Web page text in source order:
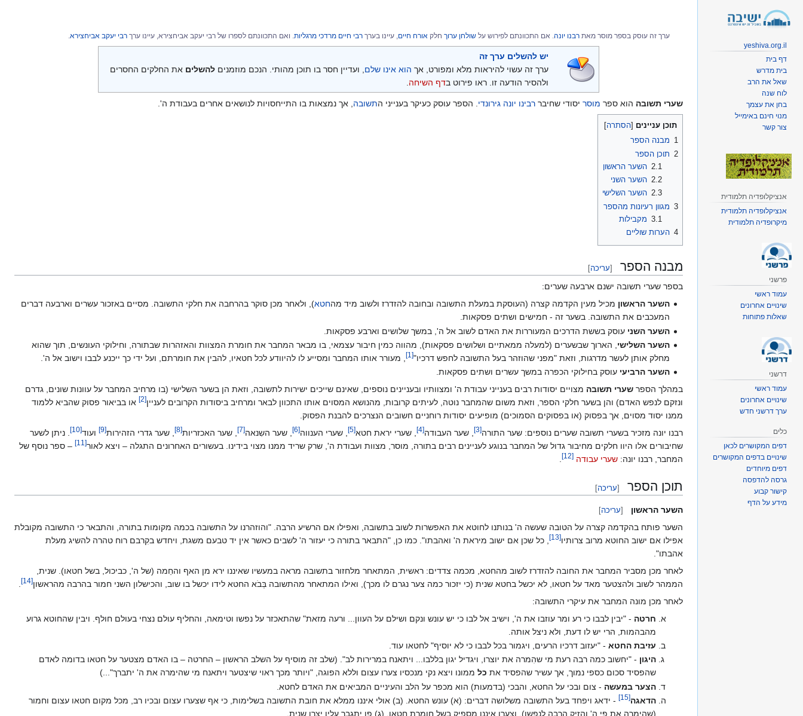
ערך זה עוסק בספר מוסר מאתרבנו יונה. אם התכוונתם לפירוש עלשולחן ערוך חלקאורח חיים, עיינו בערךרבי חיים מרדכי מרגליות. ואם התכוונתם לספרו של רבי יעקב אביחצירא, עיינו ערךרבי יעקב אביחצירא.
יש להשלים ערך זה
ערך זה עשוי להיראות מלא ומפורט, אך הוא אינו שלם, ועדיין חסר בו תוכן מהותי. הנכם מוזמנים להשלים את החלקים החסרים
ולהסיר הודעה זו. ראו פירוט בדף השיחה.
שערי תשובה הוא ספר מוסר יסודי שחיבר רבינו יונה גירונדי. הספר עוסק כעיקר בענייני התשובה, אך נמצאות בו התייחסויות לנושאים אחרים בעבודת ה'.
תוכן עניינים
1 מבנה הספר
2 תוכן הספר
2.1 השער הראשון
2.2 השער השני
2.3 השער השלישי
3 מגוון רעיונות מהספר
3.1 מקבילות
4 הערות שוליים
מבנה הספר [עריכה]
בספר שערי תשובה ישנם ארבעה שערים:
השער הראשון מכיל מעין הקדמה קצרה (העוסקת במעלת התשובה ובחובה להזדרז ולשוב מיד מהחטא), ולאחר מכן סוקר בהרחבה את חלקי התשובה. מסיים באזכור עשרים וארבעה דברים
המעכבים את התשובה. בשער זה - חמישים ושתים פסקאות.
השער השני עוסק בששת הדרכים המעוררות את האדם לשוב אל ה', במשך שלושים וארבע פסקאות.
השער השלישי , הארוך שבשערים (למעלה ממאתיים ושלושים פסקאות), מהווה כמין חיבור עצמאי, בו מבאר המחבר את חומרת המצוות והאזהרות שבתורה, וחילוקי העונשים, תוך שהוא
מחלק אותן לעשר מדרגות, וזאת "מפני שהוזהר בעל התשובה לחפש דרכיו"‏[
1
]
, מעורר אותו המחבר ומסייע לו להיוודע לכל חטאיו, להבין את חומרתם, ועל ידי כך ייכנע לבבו וישוב אל ה'.
השער הרביעי עוסק בחילוקי הכפרה במשך עשרים ושתים פסקאות.
במהלך הספר שערי תשובה מצויים יסודות רבים בענייני עבודת ה' ומצוותיו ובעניינים נוספים, שאינם שייכים ישירות לתשובה, וזאת הן בשער השלישי (בו מרחיב המחבר על עוונות שונים, גדרם
ונזקם לנפש האדם) והן בשער חלקי הספר, וזאת משום שהמחבר נוטה, לעיתים קרובות, מהנושא המסוים אותו התכוון לבאר ומרחיב ביסודות הקרובים לעניין‏[
2
] או בביאור פסוק שהביא ללמוד
ממנו יסוד מסוים, אך בפסוק (או בפסוקים הסמוכים) מופיעים יסודות רוחניים חשובים הנצרכים להבנת הפסוק.
רבנו יונה מזכיר בשערי תשובה שערים נוספים: שער התורה‏[
3
], שער העבודה‏[
4
], שערי יראת חטא‏[
5
], שערי הענווה‏[
6
], שער השִנאה‏[
7
], שער האכזריות‏[
8
], שער גדרי הזהירות‏[
9
] ועוד‏[
10
]. ניתן לשער
שחיבורים אלו היוו חלקים מחיבור גדול של המחבר בנוגע לעניינים רבים בתורה, מוסר, מצוות ועבודת ה', שרק שריד ממנו מצוי בידינו. בעשורים האחרונים התגלה – ויצא לאור‏[
11
] – ספר נוסף של
המחבר, רבנו יונה: שערי עבודה [
12
]
.
תוכן הספר [עריכה]
השער הראשון [עריכה]
השער פותח בהקדמה קצרה על הטובה שעשה ה' בנותנו לחוטא את האפשרות לשוב בתשובה, ואפילו אם הרשיע הרבה. "והוזהרנו על התשובה בכמה מקומות בתורה, והתבאר כי התשובה מקובלת
אפילו אם ישוב החוטא מרוב צרותיו‏[
13
]
, כל שכן אם ישוב מיראת ה' ואהבתו". כמו כן, "התבאר בתורה כי יעזור ה' לשבים כאשר אין יד טבעם משגת, ויחדש בקִרבם רוח טהרה להשיג מעלת
אהבתו".
לאחר מכן מסביר המחבר את החובה להזדרז לשוב מהחטא, מכמה צדדים: ראשית, המתאחר מלחזור בתשובה מראה במעשיו שאיננו ירא מן האף והחֵמה (של ה', כביכול, בשל חטאו). שנית,
הממהר לשוב ולהצטער מאד על חטאו, לא יכשל בחטא שנית (כי יזכור כמה צער נגרם לו מכך), ואילו המתאחר מהתשובה בְּבֹא החטא לידו יכשל בו שוב, והכישלון השני חמור בהרבה מהראשון‏[
14
]
לאחר מכן מונה המחבר את עיקרי התשובה:
חרטה - "יבין לבבו כי רע ומר עוזבו את ה', וישיב אל לבו כי יש עונש ונקם ושילם על העוון... ורעה מזאת" שהתאכזר על נפשו וטימאה, והחליף עולם נצחי בעולם חולף. ויבין שהחוטא גרוע
מהבהמות, הרי יש לו דעת, ולא ניצל אותה.
עזיבת החטא- "יעזוב דרכיו הרעים, ויגמור בכל לבבו כי לא יוסיף" לחטאו עוד.
היגון - "יחשוב כמה רבה רעת מי שהִמרה את יוצרו, ויגדיל יגון בללבו... ויתאנח במרירות לב". (שלב זה מוסיף על השלב הראשון – החרטה – בו האדם מצטער על חטאו בדומה לאדם
שהפסיד סכום כספי נמוך, אך עשיר שהפסיד את כלממונו ויצא נקי מנכסיו צערו עצום וללא הפוגה, "ויותר מכך ראוי שיצטער ויתאנח מי שהימרה את ה' יתברך"...)
הצער במעשה - צום ובכי על החטא, והבכי (בדמעות) הוא מכפר על הלב והעיניים המביאים את האדם לחטא.
הדאגה[
15
]- ידאג ויפחד בעל התשובה משלושה דברים: (א) עונש החטא. (ב) אולי איננו ממלא את חובת התשובה בשלימות, כי אף שצערו עצום ובכיו רב, מכל מקום חטאו עצום וחמור
(שהימרה את פי ה' והזיק הרבה לנפשו), וצערו איננו מספיק בשל חומרת חטאו. (ג) פן יתגבר עליו יצרו שנית.
yeshiva.org.il
דף בית
בית מדרש
שאל את הרב
לוח שנה
בחן את עצמך
מנוי חינם באימייל
צור קשר
אנציקלופדיה תלמודית
אנציקלופדיה תלמודית
מיקרופדיה תלמודית
פרשני
עמוד ראשי
שינויים אחרונים
שאלות פתוחות
דרשני
עמוד ראשי
שינויים אחרונים
ערך דרשני חדש
כלים
דפים המקושרים לכאן
שינויים בדפים המקושרים
דפים מיוחדים
גרסה להדפסה
קישור קבוע
מידע על הדף